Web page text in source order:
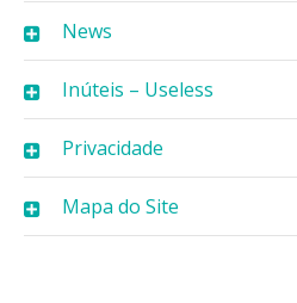
News
Inúteis – Useless
Privacidade
Mapa do Site